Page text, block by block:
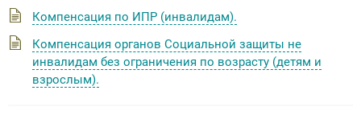
Компенсация по ИПР (инвалидам).
Компенсация органов Социальной защиты не
инвалидам без ограничения по возрасту (детям и
взрослым).